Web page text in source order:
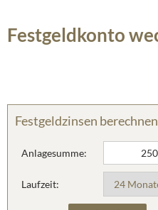
Festgeldkonto
Festgeldzinsen berechnen
Anlagesumme:
Laufzeit: